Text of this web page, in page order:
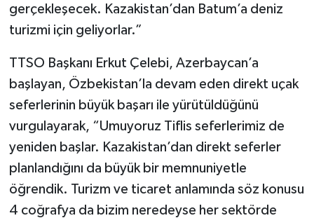
gerçekleşecek. Kazakistan’dan Batum’a deniz
turizmi için geliyorlar.”
TTSO Başkanı Erkut Çelebi, Azerbaycan’a
başlayan, Özbekistan’la devam eden direkt uçak
seferlerinin büyük başarı ile yürütüldüğünü
vurgulayarak, “Umuyoruz Tiflis seferlerimiz de
yeniden başlar. Kazakistan’dan direkt seferler
planlandığını da büyük bir memnuniyetle
öğrendik. Turizm ve ticaret anlamında söz konusu
4 coğrafya da bizim neredeyse her sektörde